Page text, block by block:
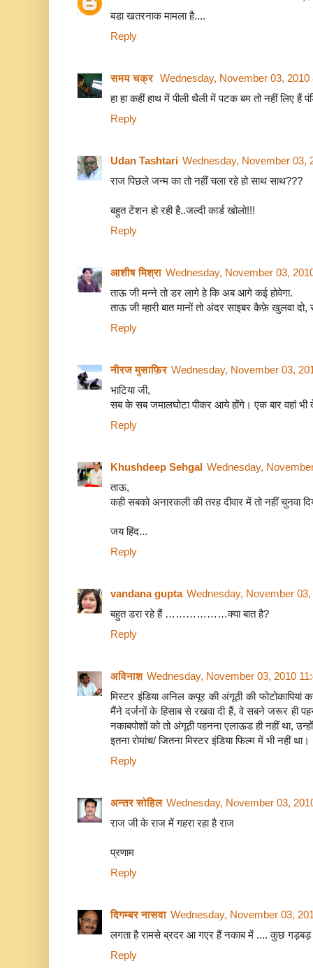
बडा खतरनाक मामला है....
Reply
समय चक्र Wednesday, November 03, 2010
हा हा कहीं हाथ में पीली थैली में पटक बम तो नहीं लिए हैं
Reply
Udan Tashtari Wednesday, November 03,
राज पिछले जन्म का तो नहीं चला रहे हो साथ साथ???
बहुत टेंशन हो रही है..जल्दी कार्ड खोलो!!!
Reply
आशीष मिश्रा Wednesday, November 03,
ताऊ जी मन्ने तो डर लागे हे कि अब आगे कई होवेगा.
ताऊ जी म्हारी बात मानों तो अंदर साइबर कैफ़े खुलवा
Reply
नीरज मुसाफ़िर Wednesday, November 03,
भाटिया जी,
सब के सब जमालघोटा पीकर आये होंगे। एक बार वहां
Reply
Khushdeep Sehgal Wednesday,
ताऊ,
कही सबको अनारकली की तरह दीवार में तो नहीं चुनवा
जय हिंद...
Reply
vandana gupta Wednesday, November
बहुत डरा रहे हैं ………………क्या बात है?
Reply
अविनाश Wednesday, November 03, 2010
मिस्‍टर इंडिया अनिल कपूर की अंगूठी की
मैंने दर्जनों के हिसाब से रखवा दी हैं, वे सबने जरूर ही
नकाबपोशों को तो अंगूठी पहनना एलाऊड ही नहीं था,
इतना रोमांच/ जितना मिस्‍टर इंडिया फिल्‍म में भी नहीं था।
Reply
अन्तर सोहिल Wednesday, November 03,
राज जी के राज में गहरा रहा है राज
प्रणाम
Reply
दिगम्बर नासवा Wednesday, November 03,
लगता है रामसे ब्रदर आ गएर हैं नकाब में .... कुछ गड़बड़
Reply